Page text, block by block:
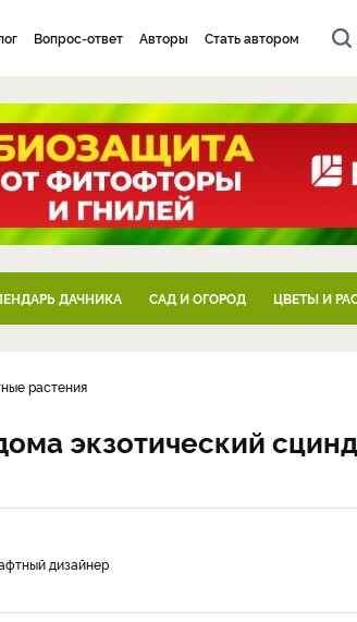
Вопрос-ответ Авторы Стать автором
ДАЧНИКА САД И ОГОРОД ЦВЕТЫ И
растения
экзотический
дизайнер